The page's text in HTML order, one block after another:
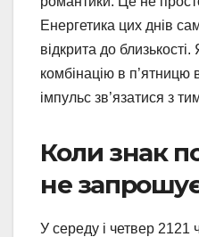
Енергетика цих днів
відкрита до
комбінацію в п’ятницю
імпульс зв’язатися з
Коли знак
не
У середу і четвер 2121